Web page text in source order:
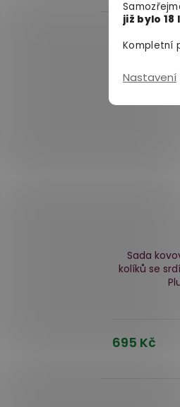
již bylo 18
Kompletní
Nastavení
Sada
kolíků se
695 Kč